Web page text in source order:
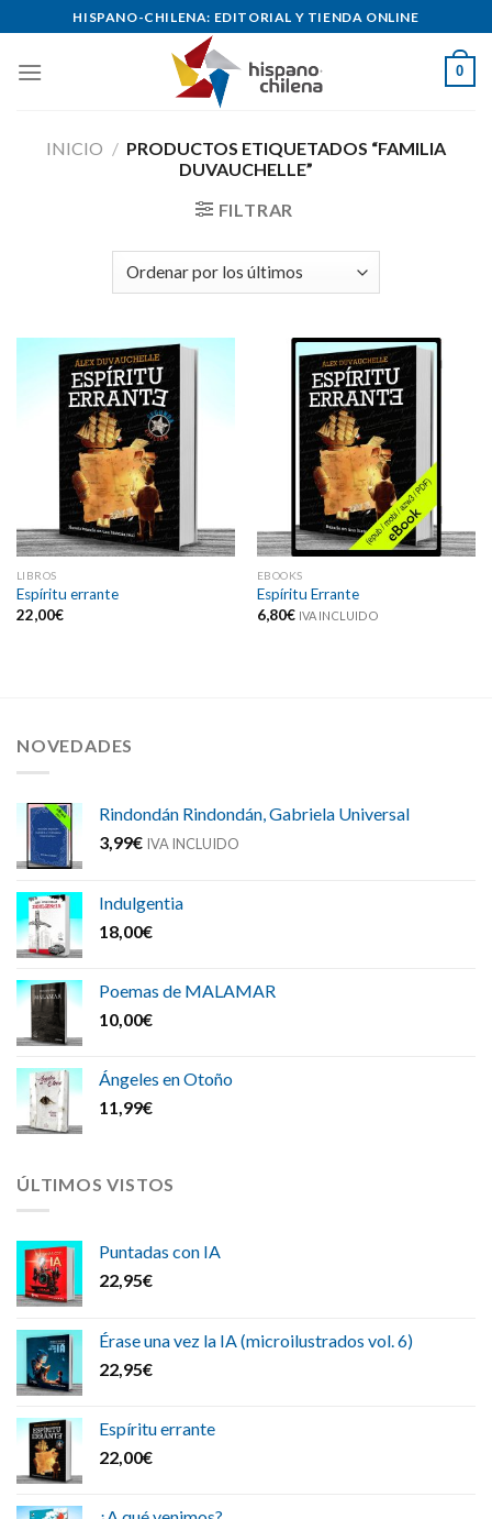
to
content
HISPANO-CHILENA: EDITORIAL Y TIENDA ONLINE
0
INICIO / PRODUCTOS ETIQUETADOS “FAMILIA
DUVAUCHELLE”
FILTRAR
LIBROS
Espíritu errante
22,00€
EBOOKS
Espíritu Errante
6,80€ IVA INCLUIDO
NOVEDADES
Rindondán Rindondán, Gabriela Universal
3,99€ IVA INCLUIDO
Indulgentia
18,00€
Poemas de MALAMAR
10,00€
Ángeles en Otoño
11,99€
ÚLTIMOS VISTOS
Puntadas con IA
22,95€
Érase una vez la IA (microilustrados vol. 6)
22,95€
Espíritu errante
22,00€